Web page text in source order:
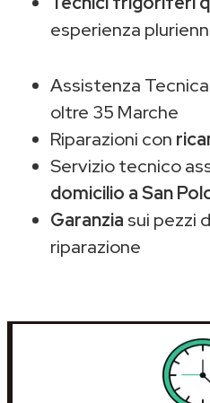
esperienza
Assistenza
oltre 35 Marche
Riparazioni con
Servizio tecnico
domicilio a San
Garanzia sui pezzi
riparazione